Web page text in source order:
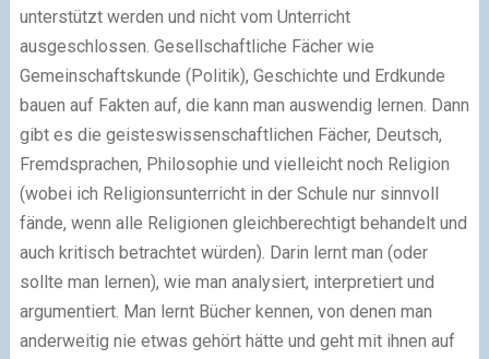
unterstützt werden und nicht vom Unterricht
ausgeschlossen. Gesellschaftliche Fächer wie
Gemeinschaftskunde (Politik), Geschichte und Erdkunde
bauen auf Fakten auf, die kann man auswendig lernen. Dann
gibt es die geisteswissenschaftlichen Fächer, Deutsch,
Fremdsprachen, Philosophie und vielleicht noch Religion
(wobei ich Religionsunterricht in der Schule nur sinnvoll
fände, wenn alle Religionen gleichberechtigt behandelt und
auch kritisch betrachtet würden). Darin lernt man (oder
sollte man lernen), wie man analysiert, interpretiert und
argumentiert. Man lernt Bücher kennen, von denen man
anderweitig nie etwas gehört hätte und geht mit ihnen auf